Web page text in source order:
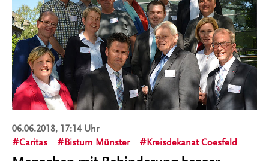
06.06.2018, 17:14 Uhr
Caritas
Bistum Münster Kreisdekanat Coesfeld